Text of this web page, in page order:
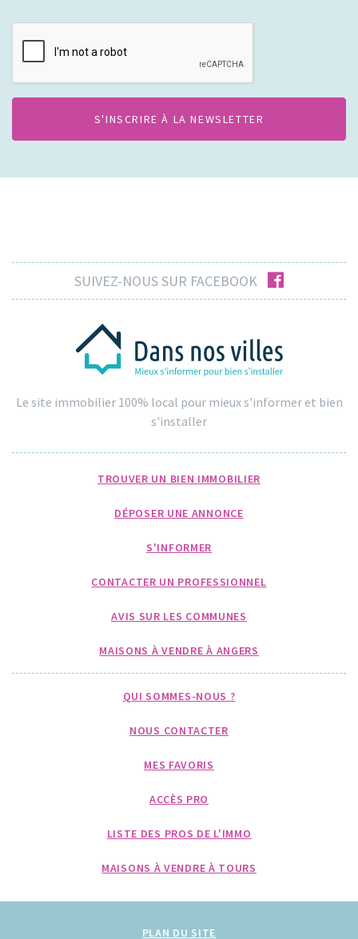
CAPTCHA
SUIVEZ-NOUS SUR FACEBOOK facebook
Le site immobilier 100% local pour mieux s'informer et bien
s'installer
TROUVER UN BIEN IMMOBILIER
DÉPOSER UNE ANNONCE
S'INFORMER
CONTACTER UN PROFESSIONNEL
AVIS SUR LES COMMUNES
MAISONS À VENDRE À ANGERS
QUI SOMMES-NOUS ?
NOUS CONTACTER
MES FAVORIS
ACCÈS PRO
LISTE DES PROS DE L'IMMO
MAISONS À VENDRE À TOURS
PLAN DU SITE